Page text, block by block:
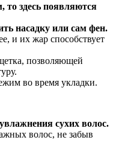
то здесь появляются
насадку или сам фен.
и их жар способствует
позволяющей
во время укладки.
сухих волос.
волос, не забыв